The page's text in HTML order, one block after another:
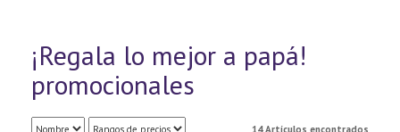
¡Regala lo mejor a papá!
promocionales
14 Artículos encontrados